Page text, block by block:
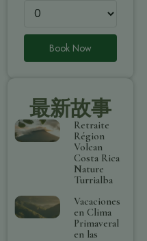
Book Now
最新故事
Retraite
Région
Volcan
Costa Rica
Nature
Turrialba
Vacaciones
en Clima
Primaveral
en las